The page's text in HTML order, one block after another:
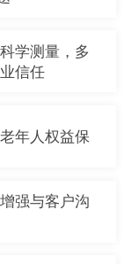
学测量，多
信任
年人权益保
强与客户沟